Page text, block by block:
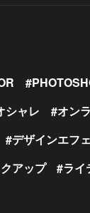
シャレ オン
デザインエフ
アップ ライ